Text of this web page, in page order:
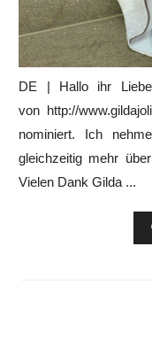
DE | Hallo ihr
von http://
nominiert. Ich
gleichzeitig mehr
Vielen Dank Gilda ...